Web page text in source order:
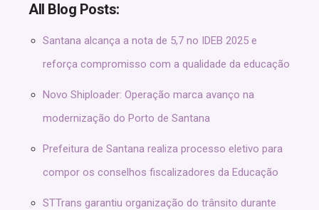
All Blog Posts:
Santana alcança a nota de 5,7 no IDEB 2025 e
reforça compromisso com a qualidade da educação
Novo Shiploader: Operação marca avanço na
modernização do Porto de Santana
Prefeitura de Santana realiza processo eletivo para
compor os conselhos fiscalizadores da Educação
STTrans garantiu organização do trânsito durante